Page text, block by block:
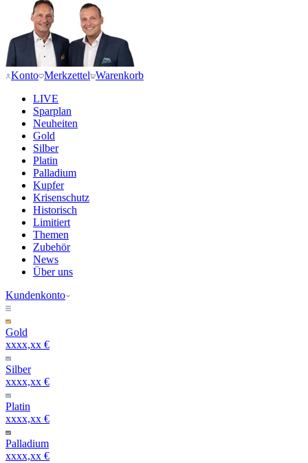
Konto Merkzettel Warenkorb
LIVE
Sparplan
Neuheiten
Gold
Silber
Platin
Palladium
Kupfer
Krisenschutz
Historisch
Limitiert
Themen
Zubehör
News
Über uns
Kundenkonto
Gold
xxxx,xx €
Silber
xxxx,xx €
Platin
xxxx,xx €
Palladium
xxxx,xx €